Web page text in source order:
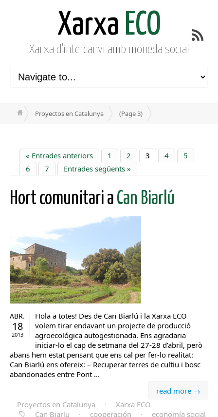
Xarxa ECO
Xarxa d'intercanvi amb moneda social
Proyectos en Catalunya (Page 3)
« Entrades anteriors 1 2 3 4
5
6
7 Entrades següents »
Hort comunitari a Can Biarlú
ABR.
18
2013
Hola a totes! Des de Can Biarlú i la Xarxa ECO
volem tirar endavant un projecte de producció
agroecológica autogestionada. Ens agradaria
iniciar-lo el cap de setmana del 27-28 d’abril, però
abans hem estat pensant que ens cal per fer-lo realitat:
Can Biarlú ens ofereix: – Recuperar terres de cultiu i bosc
abandonades entre Pont ...
read more →
Proyectos en Catalunya
·
Xarxa ECO
Can Biarlu
· cooperación ·
economía social